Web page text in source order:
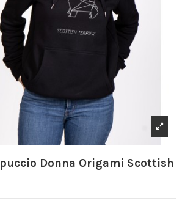
Donna Origami Scottish